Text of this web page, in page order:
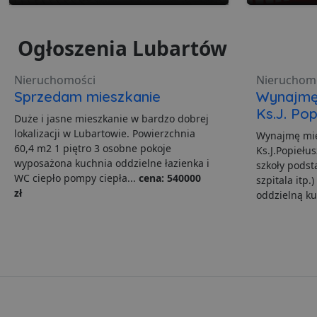
Ogłoszenia Lubartów
Nieruchomości
Sprzedam mieszkanie
Duże i jasne mieszkanie w bardzo dobrej
lokalizacji w Lubartowie. Powierzchnia
60,4 m2 1 piętro 3 osobne pokoje
wyposażona kuchnia oddzielne łazienka i
WC ciepło pompy ciepła... cena: 540000
zł
Ks.J.
Wynajmę
szkoły
szpitala itp.)
oddzielną
FCCDCF
__Secure-